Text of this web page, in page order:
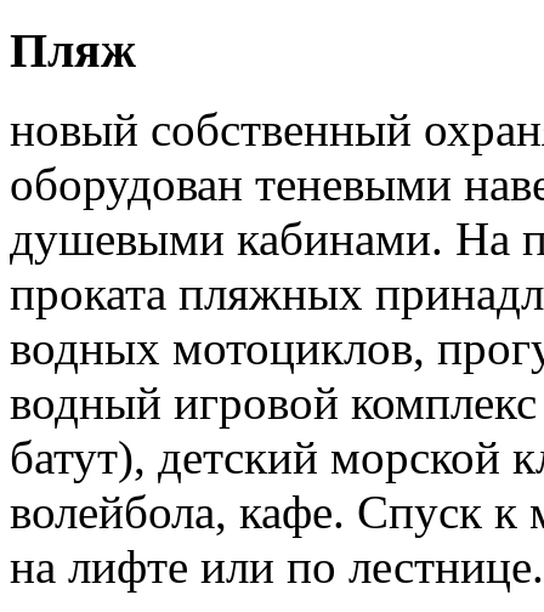
Пляж
новый собственный
оборудован теневыми
душевыми кабинами. На
проката пляжных
водных мотоциклов,
водный игровой
батут), детский морской
волейбола, кафе. Спуск
на лифте или по лестнице.